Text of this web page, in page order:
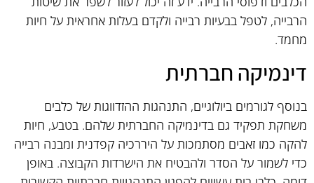
הרבייה, לטפל בבעיות רבייה ולקדם בעלות אחראית על חיות
מחמד.
דינמיקה חברתית
בנוסף לגורמים ביולוגיים, התנהגות ההזדווגות של כלבים
משחקת תפקיד גם בדינמיקה החברתית שלהם. בטבע, חיות
להקה כמו זאבים מסתמכות על היררכיה קפדנית ומבנה רבייה
כדי לשמור על הסדר ולהבטיח את הישרדות הקבוצה. באופן